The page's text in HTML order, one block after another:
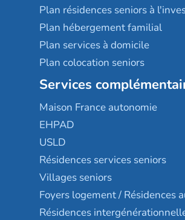
Plan résidences seniors à
Plan hébergement familial
Plan services à domicile
Plan colocation seniors
Services
Maison France autonomie
EHPAD
USLD
Résidences services seniors
Villages seniors
Foyers logement / Résidences
Résidences